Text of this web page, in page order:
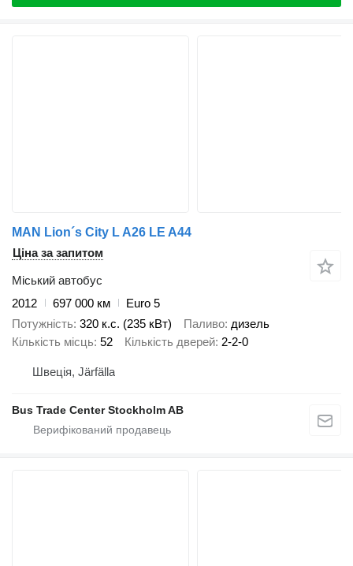
MAN Lion´s City L A26 LE A44
Ціна за запитом
Міський автобус
2012
697 000 км
Euro 5
Потужність 320 к.с. (235 кВт) Паливо дизель
Кількість місць 52 Кількість дверей 2-2-0
Швеція, Järfälla
Bus Trade Center Stockholm AB